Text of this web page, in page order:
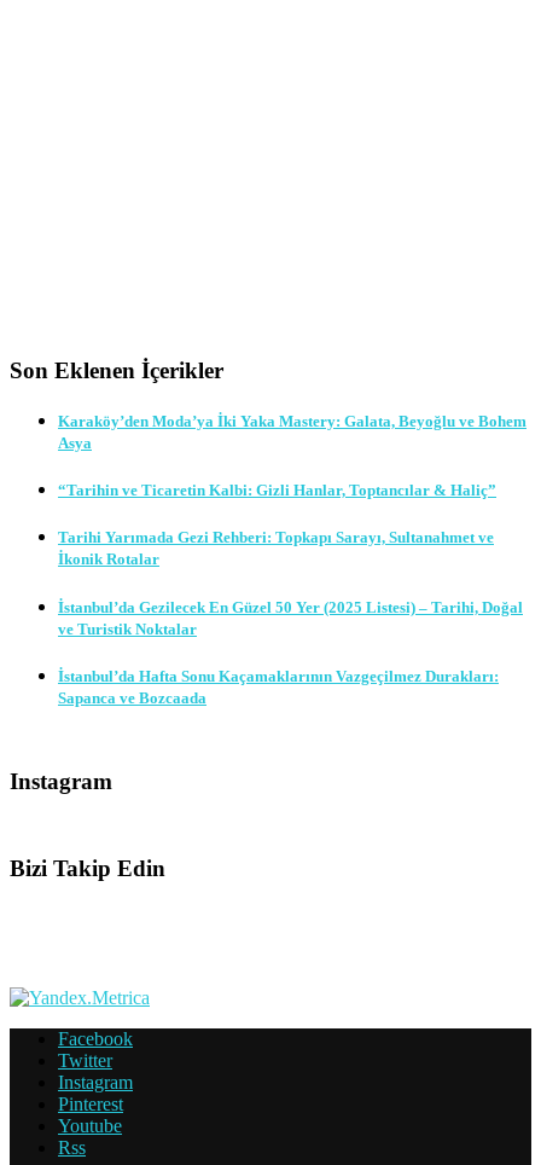
Son Eklenen İçerikler
Karaköy’den Moda’ya İki Yaka Mastery: Galata, Beyoğlu ve Bohem
Asya
“Tarihin ve Ticaretin Kalbi: Gizli Hanlar, Toptancılar & Haliç”
Tarihi Yarımada Gezi Rehberi: Topkapı Sarayı, Sultanahmet ve
İkonik Rotalar
İstanbul’da Gezilecek En Güzel 50 Yer (2025 Listesi) – Tarihi, Doğal
ve Turistik Noktalar
İstanbul’da Hafta Sonu Kaçamaklarının Vazgeçilmez Durakları:
Sapanca ve Bozcaada
Instagram
Bizi Takip Edin
Facebook
Twitter
Instagram
Pinterest
Youtube
Rss